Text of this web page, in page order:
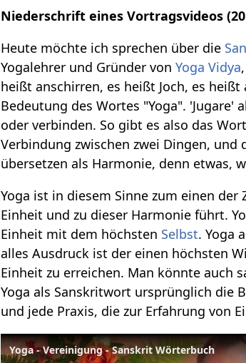
Niederschrift eines Vortragsvideos
Heute möchte ich sprechen über die
Yogalehrer und Gründer vonYoga Vidya
heißt anschirren, es heißt Joch, es
Bedeutung des Wortes "Yoga".
oder verbinden. So gibt es also das
Verbindung zwischen zwei Dingen, und
übersetzen als Harmonie, denn etwas,
Yoga ist in diesem Sinne zum einen
Einheit und zu dieser Harmonie führt.
Einheit mit dem höchsten Selbst. Yoga
alles Ausdruck ist der einen höchsten
Einheit zu erreichen. Man könnte auch
Yoga als Sanskritwort ursprünglich die
und jede Praxis, die zur Erfahrung von
Yoga - Vereinigung - Sanskrit Wörterbuch